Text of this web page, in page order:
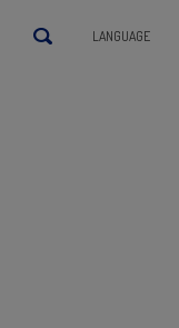
LANGUAGE